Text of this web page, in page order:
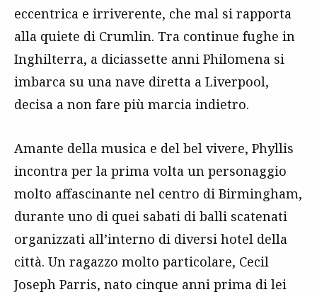
eccentrica e irriverente, che mal si rapporta
alla quiete di Crumlin. Tra continue fughe in
Inghilterra, a diciassette anni Philomena si
imbarca su una nave diretta a Liverpool,
decisa a non fare più marcia indietro.
Amante della musica e del bel vivere, Phyllis
incontra per la prima volta un personaggio
molto affascinante nel centro di Birmingham,
durante uno di quei sabati di balli scatenati
organizzati all’interno di diversi hotel della
città. Un ragazzo molto particolare, Cecil
Joseph Parris, nato cinque anni prima di lei